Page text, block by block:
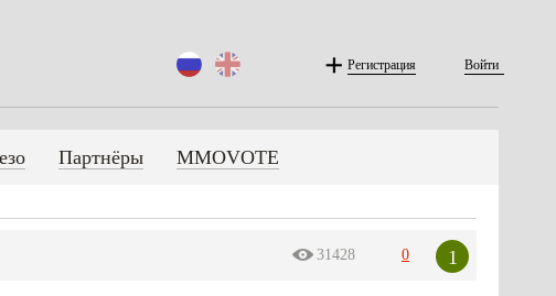
Регистрация Войти
Партнёры MMOVOTE
31428 0 1